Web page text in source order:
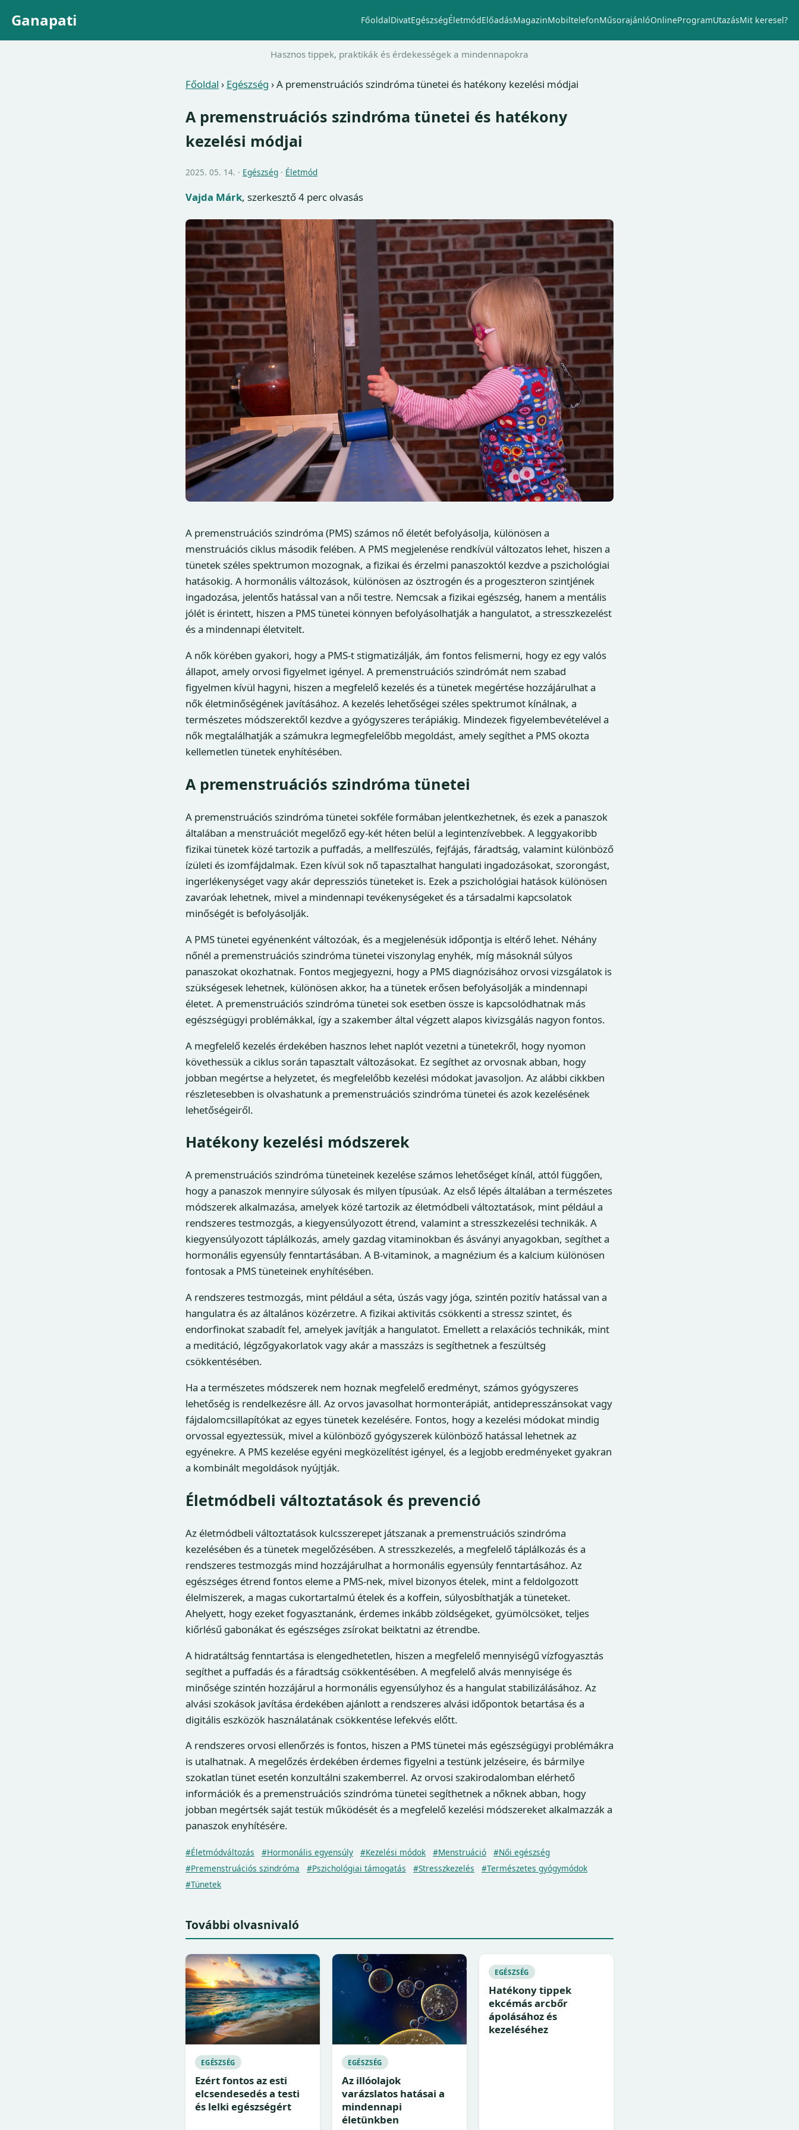
Ganapati FőoldalDivatEgészségÉletmódElőadásMagazinMobiltelefonMűsorajánlóOnlineProgramUtazásMit keresel?
Hasznos tippek, praktikák és érdekességek a mindennapokra
Főoldal › Egészség ›A premenstruációs szindróma tünetei és hatékony kezelési módjai
A premenstruációs szindróma tünetei és hatékony
kezelési módjai
2025. 05. 14. · Egészség · Életmód
Vajda Márk, szerkesztő4 perc olvasás
A premenstruációs szindróma (PMS) számos nő életét befolyásolja, különösen a
menstruációs ciklus második felében. A PMS megjelenése rendkívül változatos lehet, hiszen a
tünetek széles spektrumon mozognak, a fizikai és érzelmi panaszoktól kezdve a pszichológiai
hatásokig. A hormonális változások, különösen az ösztrogén és a progeszteron szintjének
ingadozása, jelentős hatással van a női testre. Nemcsak a fizikai egészség, hanem a mentális
jólét is érintett, hiszen a PMS tünetei könnyen befolyásolhatják a hangulatot, a stresszkezelést
és a mindennapi életvitelt.
A nők körében gyakori, hogy a PMS-t stigmatizálják, ám fontos felismerni, hogy ez egy valós
állapot, amely orvosi figyelmet igényel. A premenstruációs szindrómát nem szabad
figyelmen kívül hagyni, hiszen a megfelelő kezelés és a tünetek megértése hozzájárulhat a
nők életminőségének javításához. A kezelés lehetőségei széles spektrumot kínálnak, a
természetes módszerektől kezdve a gyógyszeres terápiákig. Mindezek figyelembevételével a
nők megtalálhatják a számukra legmegfelelőbb megoldást, amely segíthet a PMS okozta
kellemetlen tünetek enyhítésében.
A premenstruációs szindróma tünetei
A premenstruációs szindróma tünetei sokféle formában jelentkezhetnek, és ezek a panaszok
általában a menstruációt megelőző egy-két héten belül a legintenzívebbek. A leggyakoribb
fizikai tünetek közé tartozik a puffadás, a mellfeszülés, fejfájás, fáradtság, valamint különböző
ízületi és izomfájdalmak. Ezen kívül sok nő tapasztalhat hangulati ingadozásokat, szorongást,
ingerlékenységet vagy akár depressziós tüneteket is. Ezek a pszichológiai hatások különösen
zavaróak lehetnek, mivel a mindennapi tevékenységeket és a társadalmi kapcsolatok
minőségét is befolyásolják.
A PMS tünetei egyénenként változóak, és a megjelenésük időpontja is eltérő lehet. Néhány
nőnél a premenstruációs szindróma tünetei viszonylag enyhék, míg másoknál súlyos
panaszokat okozhatnak. Fontos megjegyezni, hogy a PMS diagnózisához orvosi vizsgálatok is
szükségesek lehetnek, különösen akkor, ha a tünetek erősen befolyásolják a mindennapi
életet. A premenstruációs szindróma tünetei sok esetben össze is kapcsolódhatnak más
egészségügyi problémákkal, így a szakember által végzett alapos kivizsgálás nagyon fontos.
A megfelelő kezelés érdekében hasznos lehet naplót vezetni a tünetekről, hogy nyomon
követhessük a ciklus során tapasztalt változásokat. Ez segíthet az orvosnak abban, hogy
jobban megértse a helyzetet, és megfelelőbb kezelési módokat javasoljon. Az alábbi cikkben
részletesebben is olvashatunk a premenstruációs szindróma tünetei és azok kezelésének
lehetőségeiről.
Hatékony kezelési módszerek
A premenstruációs szindróma tüneteinek kezelése számos lehetőséget kínál, attól függően,
hogy a panaszok mennyire súlyosak és milyen típusúak. Az első lépés általában a természetes
módszerek alkalmazása, amelyek közé tartozik az életmódbeli változtatások, mint például a
rendszeres testmozgás, a kiegyensúlyozott étrend, valamint a stresszkezelési technikák. A
kiegyensúlyozott táplálkozás, amely gazdag vitaminokban és ásványi anyagokban, segíthet a
hormonális egyensúly fenntartásában. A B-vitaminok, a magnézium és a kalcium különösen
fontosak a PMS tüneteinek enyhítésében.
A rendszeres testmozgás, mint például a séta, úszás vagy jóga, szintén pozitív hatással van a
hangulatra és az általános közérzetre. A fizikai aktivitás csökkenti a stressz szintet, és
endorfinokat szabadít fel, amelyek javítják a hangulatot. Emellett a relaxációs technikák, mint
a meditáció, légzőgyakorlatok vagy akár a masszázs is segíthetnek a feszültség
csökkentésében.
Ha a természetes módszerek nem hoznak megfelelő eredményt, számos gyógyszeres
lehetőség is rendelkezésre áll. Az orvos javasolhat hormonterápiát, antidepresszánsokat vagy
fájdalomcsillapítókat az egyes tünetek kezelésére. Fontos, hogy a kezelési módokat mindig
orvossal egyeztessük, mivel a különböző gyógyszerek különböző hatással lehetnek az
egyénekre. A PMS kezelése egyéni megközelítést igényel, és a legjobb eredményeket gyakran
a kombinált megoldások nyújtják.
Életmódbeli változtatások és prevenció
Az életmódbeli változtatások kulcsszerepet játszanak a premenstruációs szindróma
kezelésében és a tünetek megelőzésében. A stresszkezelés, a megfelelő táplálkozás és a
rendszeres testmozgás mind hozzájárulhat a hormonális egyensúly fenntartásához. Az
egészséges étrend fontos eleme a PMS-nek, mivel bizonyos ételek, mint a feldolgozott
élelmiszerek, a magas cukortartalmú ételek és a koffein, súlyosbíthatják a tüneteket.
Ahelyett, hogy ezeket fogyasztanánk, érdemes inkább zöldségeket, gyümölcsöket, teljes
kiőrlésű gabonákat és egészséges zsírokat beiktatni az étrendbe.
A hidratáltság fenntartása is elengedhetetlen, hiszen a megfelelő mennyiségű vízfogyasztás
segíthet a puffadás és a fáradtság csökkentésében. A megfelelő alvás mennyisége és
minősége szintén hozzájárul a hormonális egyensúlyhoz és a hangulat stabilizálásához. Az
alvási szokások javítása érdekében ajánlott a rendszeres alvási időpontok betartása és a
digitális eszközök használatának csökkentése lefekvés előtt.
A rendszeres orvosi ellenőrzés is fontos, hiszen a PMS tünetei más egészségügyi problémákra
is utalhatnak. A megelőzés érdekében érdemes figyelni a testünk jelzéseire, és bármilye
szokatlan tünet esetén konzultálni szakemberrel. Az orvosi szakirodalomban elérhető
információk és a premenstruációs szindróma tünetei segíthetnek a nőknek abban, hogy
jobban megértsék saját testük működését és a megfelelő kezelési módszereket alkalmazzák a
panaszok enyhítésére.
#Életmódváltozás #Hormonális egyensúly #Kezelési módok #Menstruáció
#Női egészség
#Premenstruációs szindróma
#Pszichológiai támogatás #Stresszkezelés
#Természetes gyógymódok
#Tünetek
További olvasnivaló
EGÉSZSÉG
Ezért fontos az esti
elcsendesedés a testi
és lelki egészségért
EGÉSZSÉG
Az illóolajok
varázslatos hatásai a
mindennapi
életünkben
EGÉSZSÉG
Hatékony tippek
ekcémás arcbőr
ápolásához és
kezeléséhez